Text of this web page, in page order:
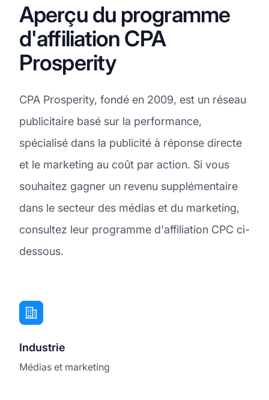
Aperçu du programme
d'affiliation CPA
Prosperity
CPA Prosperity, fondé en 2009, est un réseau
publicitaire basé sur la performance,
spécialisé dans la publicité à réponse directe
et le marketing au coût par action. Si vous
souhaitez gagner un revenu supplémentaire
dans le secteur des médias et du marketing,
consultez leur programme d'affiliation CPC ci-
dessous.
Industrie
Médias et marketing